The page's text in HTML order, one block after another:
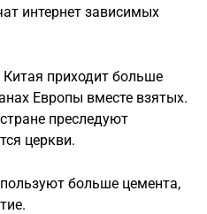
интернет зависимых
приходит больше
Европы вместе взятых.
преследуют
церкви.
больше цемента,